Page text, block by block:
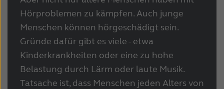
Hörproblemen zu kämpfen. Auch junge
Menschen können hörgeschädigt sein.
Gründe dafür gibt es viele - etwa
Kinderkrankheiten oder eine zu hohe
Belastung durch Lärm oder laute Musik.
Tatsache ist, dass Menschen jeden Alters von